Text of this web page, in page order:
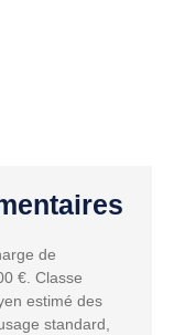
de
€. Classe
estimé des
standard,